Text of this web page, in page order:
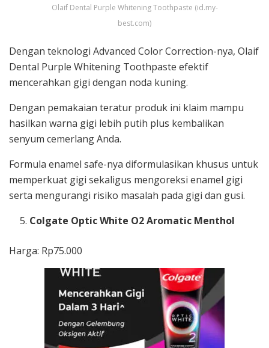
Olaif Dental Purple Whitening Toothpaste (id.my-
best.com)
Dengan teknologi Advanced Color Correction-nya, Olaif
Dental Purple Whitening Toothpaste efektif
mencerahkan gigi dengan noda kuning.
Dengan pemakaian teratur produk ini klaim mampu
hasilkan warna gigi lebih putih plus kembalikan
senyum cemerlang Anda.
Formula enamel safe-nya diformulasikan khusus untuk
memperkuat gigi sekaligus mengoreksi enamel gigi
serta mengurangi risiko masalah pada gigi dan gusi.
Colgate Optic White O2 Aromatic Menthol
Harga: Rp75.000